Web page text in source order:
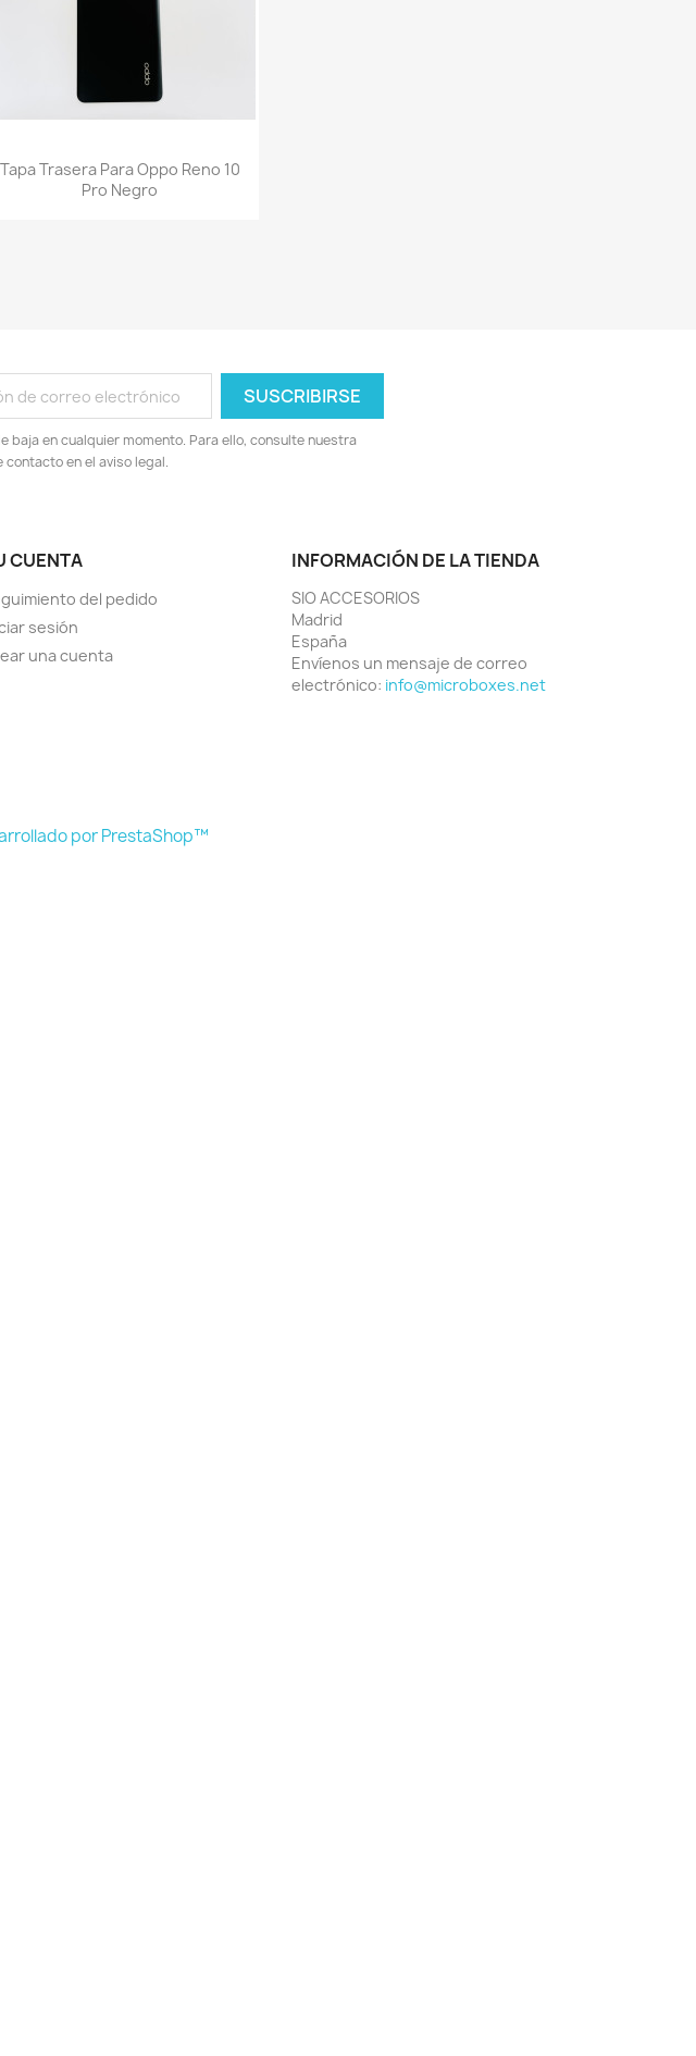
Vista rápida
Tapa Trasera Para Oppo Reno 10
Pro Negro
baja en cualquier momento. Para ello, consulte nuestra
contacto en el aviso legal.
CUENTA
del pedido
sesión
una cuenta
INFORMACIÓN DE LA TIENDA
SIO ACCESORIOS
Madrid
España
Envíenos un mensaje de correo
electrónico: info@microboxes.net
por PrestaShop™